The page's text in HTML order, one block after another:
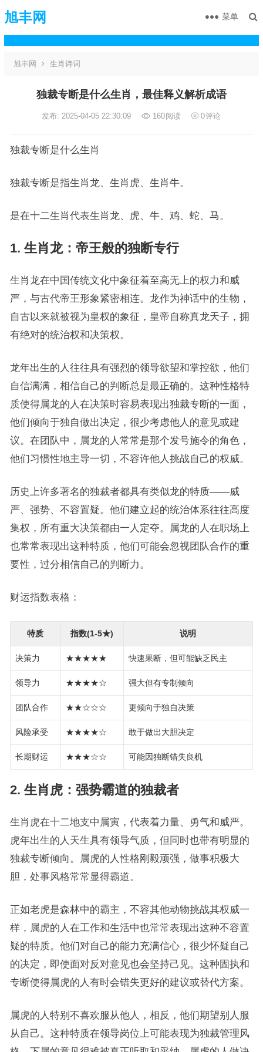
旭丰网 菜单
旭丰网 生肖诗词
独裁专断是什么生肖，最佳释义解析成语
发布: 2025-04-05 22:30:09 160阅读 0评论
独裁专断是什么生肖
独裁专断是指生肖龙、生肖虎、生肖牛。
是在十二生肖代表生肖龙、虎、牛、鸡、蛇、马。
1. 生肖龙：帝王般的独断专行
生肖龙在中国传统文化中象征着至高无上的权力和威
严，与古代帝王形象紧密相连。龙作为神话中的生物，
自古以来就被视为皇权的象征，皇帝自称真龙天子，拥
有绝对的统治权和决策权。
龙年出生的人往往具有强烈的领导欲望和掌控欲，他们
自信满满，相信自己的判断总是最正确的。这种性格特
质使得属龙的人在决策时容易表现出独裁专断的一面，
他们倾向于独自做出决定，很少考虑他人的意见或建
议。在团队中，属龙的人常常是那个发号施令的角色，
他们习惯性地主导一切，不容许他人挑战自己的权威。
历史上许多著名的独裁者都具有类似龙的特质——威
严、强势、不容置疑。他们建立起的统治体系往往高度
集权，所有重大决策都由一人定夺。属龙的人在职场上
也常常表现出这种特质，他们可能会忽视团队合作的重
要性，过分相信自己的判断力。
财运指数表格：
特质 指数(1-5★) 说明
决策力 ★★★★★ 快速果断，但可能缺乏民主
领导力 ★★★★☆ 强大但有专制倾向
团队合作 ★★☆☆☆ 更倾向于独自决策
风险承受 ★★★★☆ 敢于做出大胆决定
长期财运 ★★★☆☆ 可能因独断错失良机
2. 生肖虎：强势霸道的独裁者
生肖虎在十二地支中属寅，代表着力量、勇气和威严。
虎年出生的人天生具有领导气质，但同时也带有明显的
独裁专断倾向。属虎的人性格刚毅顽强，做事积极大
胆，处事风格常常显得霸道。
正如老虎是森林中的霸主，不容其他动物挑战其权威一
样，属虎的人在工作和生活中也常常表现出这种不容置
疑的特质。他们对自己的能力充满信心，很少怀疑自己
的决定，即使面对反对意见也会坚持己见。这种固执和
专断使得属虎的人有时会错失更好的建议或替代方案。
属虎的人特别不喜欢服从他人，相反，他们期望别人服
从自己。这种特质在领导岗位上可能表现为独裁管理风